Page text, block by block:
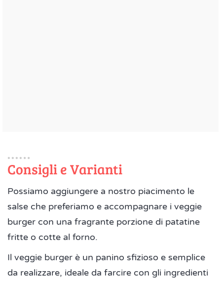
Consigli e Varianti
Possiamo aggiungere a nostro piacimento le
salse che preferiamo e accompagnare i veggie
burger con una fragrante porzione di patatine
fritte o cotte al forno.
Il veggie burger è un panino sfizioso e semplice
da realizzare, ideale da farcire con gli ingredienti